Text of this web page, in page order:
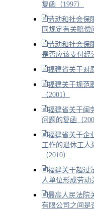
复函（1997）
劳动和社会保
同规定有关赔偿
劳动和社会保
是否应该支付经
福建省关于对
福建关于规范
（2001）
福建省关于闽
问题的复函（
福建省关于企
工作的退休工人
（2010）
福建关于超过
人单位形成劳动
最高人民法院
有限公司之间是